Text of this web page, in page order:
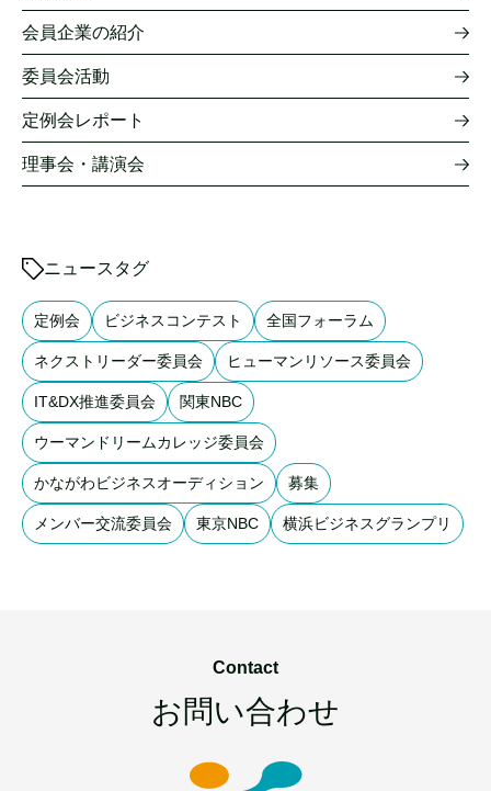
会員企業の紹介
委員会活動
定例会レポート
理事会・講演会
ニュースタグ
定例会 ビジネスコンテスト 全国フォーラム
ネクストリーダー委員会 ヒューマンリソース委員会
IT&DX推進委員会 関東NBC
ウーマンドリームカレッジ委員会
かながわビジネスオーディション 募集
メンバー交流委員会 東京NBC 横浜ビジネスグランプリ
Contact
お問い合わせ